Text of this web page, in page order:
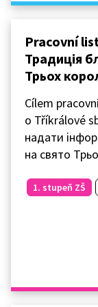
Pracovní
Традиція
Трьох
Cílem
o Tříkrálové
надати
на свято
1. stupeň ZŠ